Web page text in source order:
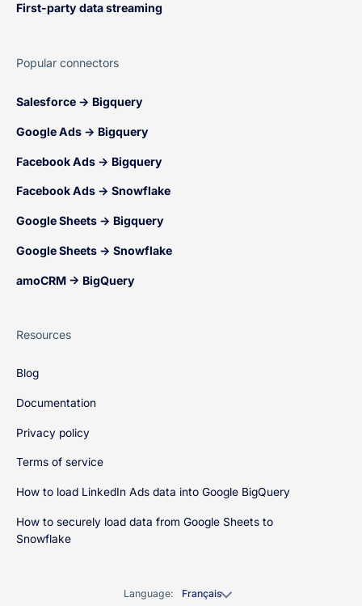
First-party data streaming
Popular connectors
Salesforce → Bigquery
Google Ads → Bigquery
Facebook Ads → Bigquery
Facebook Ads → Snowflake
Google Sheets → Bigquery
Google Sheets → Snowflake
amoCRM → BigQuery
Resources
Blog
Documentation
Privacy policy
Terms of service
How to load LinkedIn Ads data into Google BigQuery
How to securely load data from Google Sheets to
Snowflake
Language: Français